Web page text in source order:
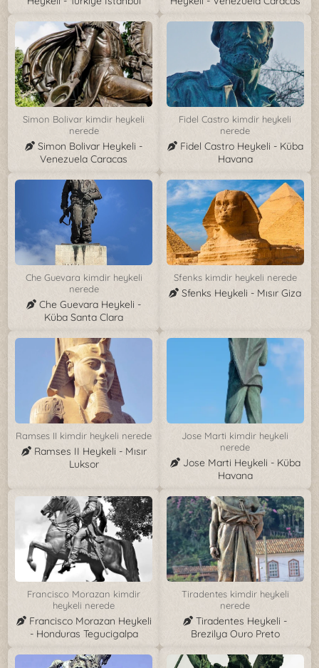
Simon Bolivar kimdir heykeli
nerede
Simon Bolivar Heykeli -
Venezuela Caracas
Fidel Castro kimdir heykeli
nerede
Fidel Castro Heykeli - Küba
Havana
Che Guevara kimdir heykeli
nerede
Che Guevara Heykeli -
Küba Santa Clara
Sfenks kimdir heykeli nerede
Sfenks Heykeli - Mısır Giza
Ramses II kimdir heykeli nerede
Ramses II Heykeli - Mısır
Luksor
Jose Marti kimdir heykeli
nerede
Jose Marti Heykeli - Küba
Havana
Francisco Morazan kimdir
heykeli nerede
Francisco Morazan Heykeli
- Honduras Tegucigalpa
Tiradentes kimdir heykeli
nerede
Tiradentes Heykeli -
Brezilya Ouro Preto